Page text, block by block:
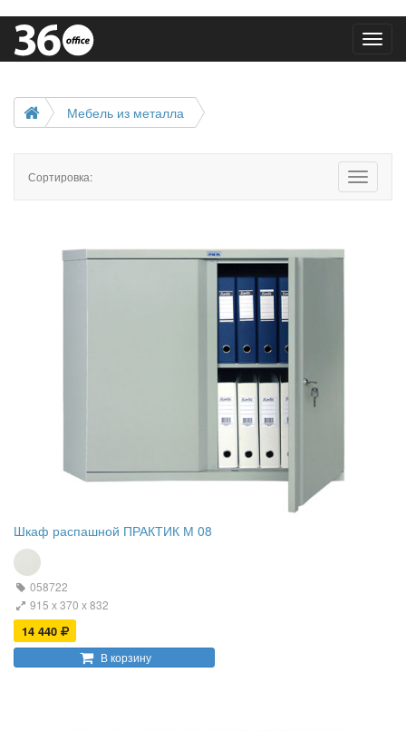
Мебель из металла
Toggle
Сортировка:
Шкаф распашной ПРАКТИК М 08
058722
915 х 370 х 832
14 440
В корзину